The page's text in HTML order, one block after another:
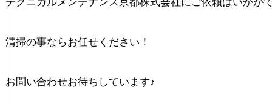
清掃の事ならお任せください！
お問い合わせお待ちしています♪